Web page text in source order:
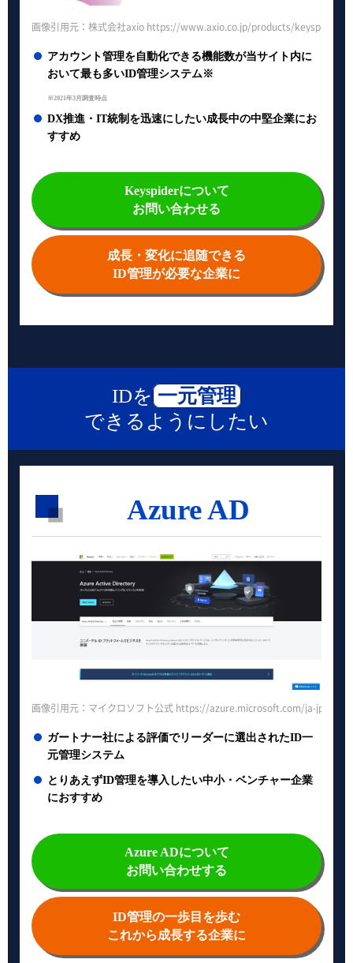
画像引用元：株式会社axio https://www.axio.co.jp/products/keyspider/
アカウント管理を自動化できる機能数が当サイト内に
おいて最も多いID管理システム※
※2021年3月調査時点
DX推進・IT統制を迅速にしたい成長中の中堅企業にお
すすめ
Keyspiderについて
お問い合わせる
成長・変化に追随できる
ID管理が必要な企業に
IDを 一元管理
できるようにしたい
Azure AD
画像引用元：マイクロソフト公式 https://azure.microsoft.com/ja-jp/
ガートナー社による評価でリーダーに選出されたID一
元管理システム
とりあえずID管理を導入したい中小・ベンチャー企業
におすすめ
Azure ADについて
お問い合わせする
ID管理の一歩目を歩む
これから成長する企業に